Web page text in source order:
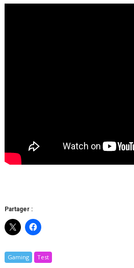
Partager :
Gaming Test